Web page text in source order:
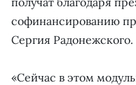
софинансированию
Сергия Радонежского.
«Сейчас в этом